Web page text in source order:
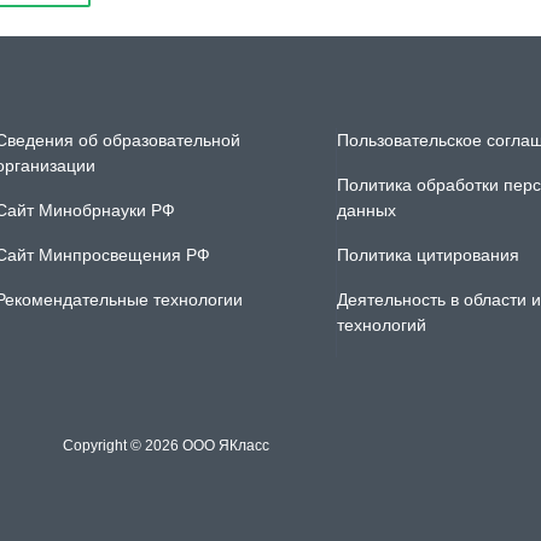
об образовательной
Минобрнауки РФ
Минпросвещения РФ
технологии
Пользовательское
Политика обработки
данных
Политика цитирования
Деятельность в
технологий
Copyright © 2026 OOO ЯКласс